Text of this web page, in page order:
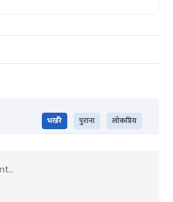
भर्खरै पुराना लोकप्रिय